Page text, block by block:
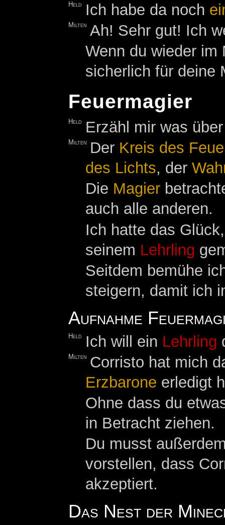
Held Ich habe da noch
Milten Ah! Sehr gut! Ich
Wenn du wieder
sicherlich für deine
Feuermagier
Held Erzähl mir was
Milten Der Kreis des
des Lichts, der
Die Magier
auch alle anderen.
Ich hatte das
seinem Lehrling
Seitdem bemühe
steigern, damit ich
Aufnahme
Held Ich will ein Lehrling
Milten Corristo hat mich
Erzbarone erledigt
Ohne dass du
in Betracht ziehen.
Du musst
vorstellen, dass
akzeptiert.
Das Nest der